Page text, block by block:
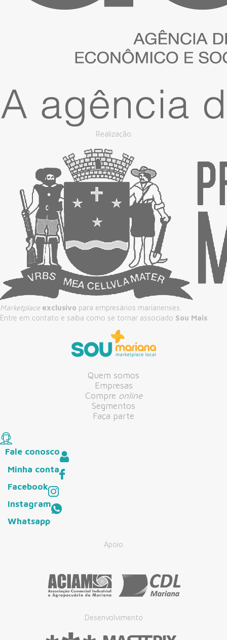
Realização
Marketplace exclusivo para empresários marianenses.
Entre em contato e saiba como se tornar associado Sou Mais
Quem somos
Empresas
Compre online
Segmentos
Faça parte
Fale conosco
Minha conta
Facebook
Instagram
Whatsapp
Apoio
Desenvolvimento